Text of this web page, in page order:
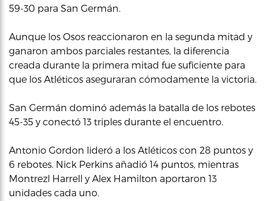
59-30 para San Germán.
Aunque los Osos reaccionaron en la segunda mitad y
ganaron ambos parciales restantes, la diferencia
creada durante la primera mitad fue suficiente para
que los Atléticos aseguraran cómodamente la victoria.
San Germán dominó además la batalla de los rebotes
45-35 y conectó 13 triples durante el encuentro.
Antonio Gordon lideró a los Atléticos con 28 puntos y
6 rebotes. Nick Perkins añadió 14 puntos, mientras
Montrezl Harrell y Alex Hamilton aportaron 13
unidades cada uno.